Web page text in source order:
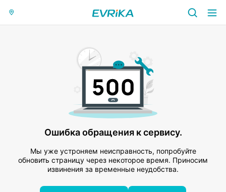
Ошибка обращения к сервису.
Мы уже устроняем неисправность, попробуйте
обновить страницу через некоторое время. Приносим
извинения за временные неудобства.